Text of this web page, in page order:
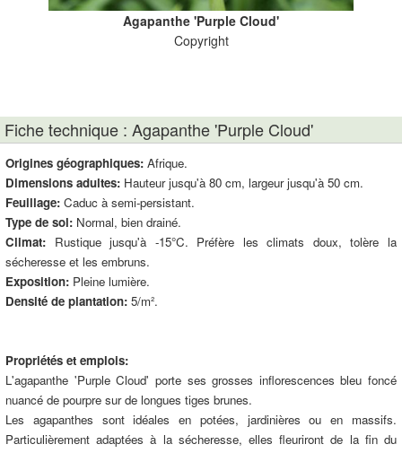
Agapanthe 'Purple Cloud'
Copyright
Fiche technique : Agapanthe 'Purple Cloud'
Origines géographiques: Afrique.
Dimensions adultes: Hauteur jusqu'à 80 cm, largeur jusqu'à 50 cm.
Feuillage: Caduc à semi-persistant.
Type de sol: Normal, bien drainé.
Climat: Rustique jusqu'à -15°C. Préfère les climats doux, tolère la
sécheresse et les embruns.
Exposition: Pleine lumière.
Densité de plantation: 5/m².
Propriétés et emplois:
L'agapanthe 'Purple Cloud' porte ses grosses inflorescences bleu foncé
nuancé de pourpre sur de longues tiges brunes.
Les agapanthes sont idéales en potées, jardinières ou en massifs.
Particulièrement adaptées à la sécheresse, elles fleuriront de la fin du